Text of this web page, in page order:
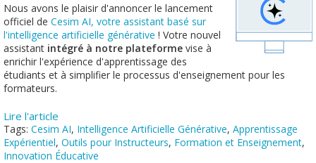
Nous avons le plaisir d'annoncer le lancement
officiel de Cesim AI, votre assistant basé sur
l'intelligence artificielle générative ! Votre nouvel
assistant intégré à notre plateforme vise à
enrichir l'expérience d'apprentissage des
étudiants et à simplifier le processus d'enseignement pour les
formateurs.
Lire l'article
Tags: Cesim AI, Intelligence Artificielle Générative, Apprentissage
Expérientiel, Outils pour Instructeurs, Formation et Enseignement,
Innovation Éducative